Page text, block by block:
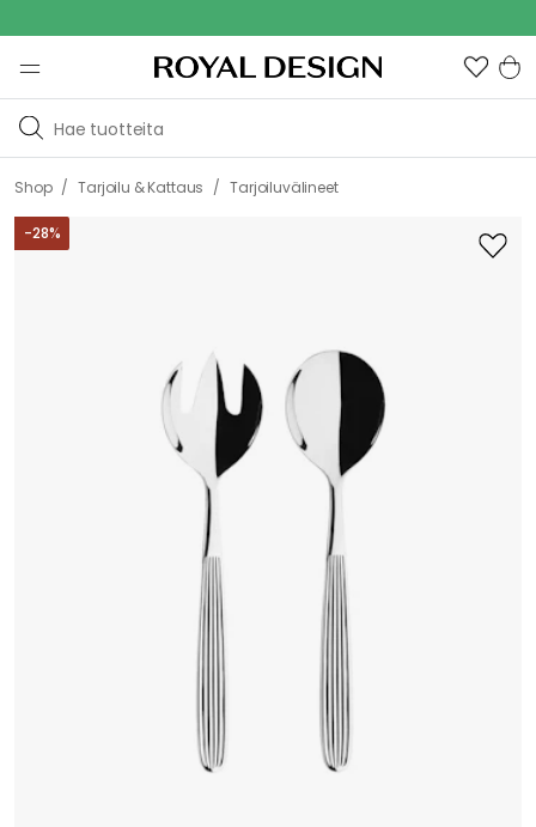
Shop / Tarjoilu & Kattaus / Tarjoiluvälineet
-28%